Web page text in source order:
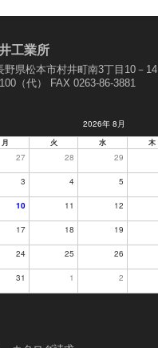
工業所
県松本市村井町南3丁目10－14
（代） FAX 0263-86-3881
2026年 8月
月 火 水 木
27 28 29
3 4 5
10 11 12
17 18 19
24 25 26
31 1 2